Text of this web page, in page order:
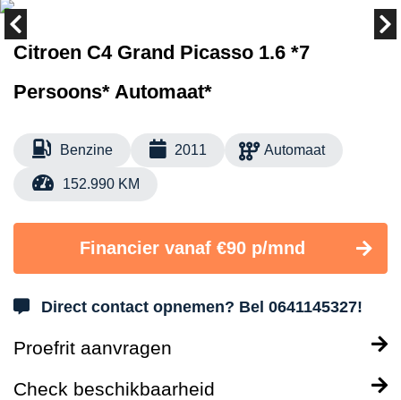
Citroen C4 Grand Picasso 1.6 *7
Persoons* Automaat*
Benzine 2011 Automaat
152.990 KM
Financier vanaf €90 p/mnd
Direct contact opnemen? Bel 0641145327!
Proefrit aanvragen
Check beschikbaarheid